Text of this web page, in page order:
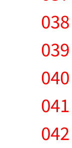
038
039
040
041
042